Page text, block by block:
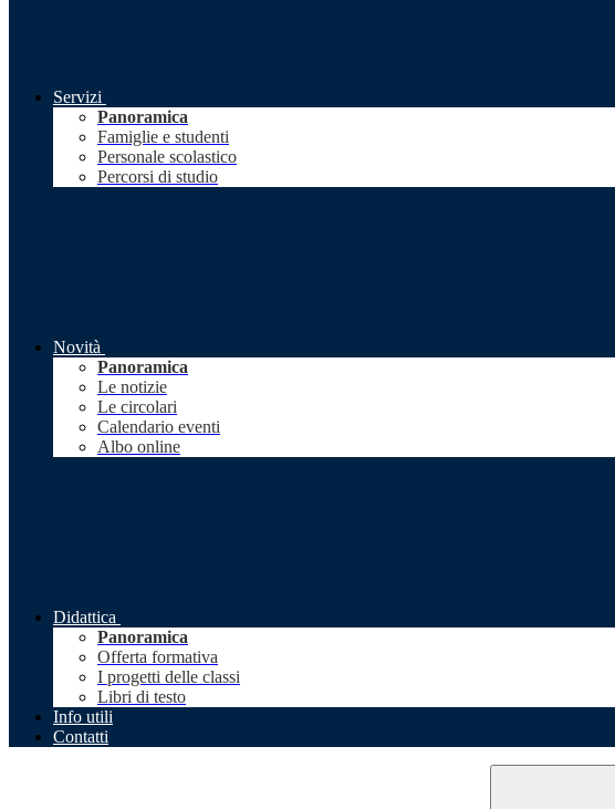
Servizi
Panoramica
Famiglie e studenti
Personale scolastico
Percorsi di studio
Novità
Panoramica
Le notizie
Le circolari
Calendario eventi
Albo online
Didattica
Panoramica
Offerta formativa
I progetti delle classi
Libri di testo
Info utili
Contatti